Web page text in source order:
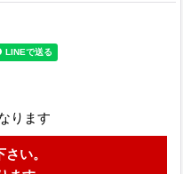
ります
い。